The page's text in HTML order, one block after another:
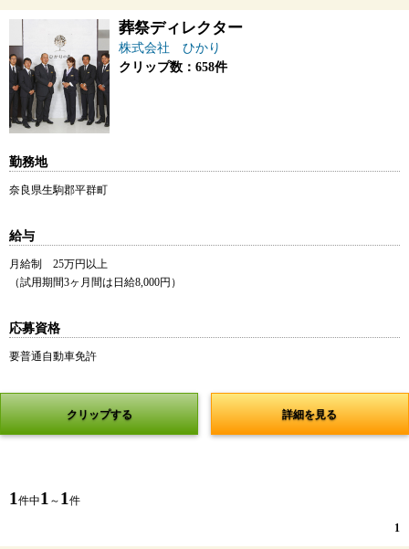
葬祭ディレクター
株式会社 ひかり
クリップ数：658件
勤務地
奈良県生駒郡平群町
給与
月給制 25万円以上
（試用期間3ヶ月間は日給8,000円）
応募資格
要普通自動車免許
クリップする 詳細を見る
1 件中1 ～ 1 件
1